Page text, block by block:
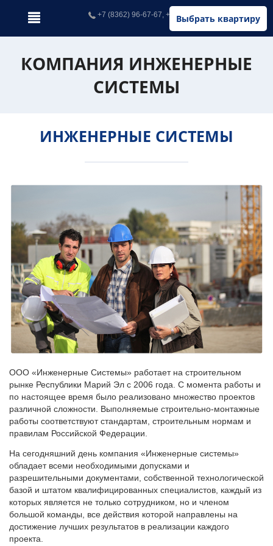
Выбрать квартиру
+7 (8362) 96-67-67, +7 (902) 326-67-67
КОМПАНИЯ ИНЖЕНЕРНЫЕ
СИСТЕМЫ
ИНЖЕНЕРНЫЕ СИСТЕМЫ
ООО «Инженерные Системы» работает на строительном
рынке Республики Марий Эл с 2006 года. С момента работы и
по настоящее время было реализовано множество проектов
различной сложности. Выполняемые строительно-монтажные
работы соответствуют стандартам, строительным нормам и
правилам Российской Федерации.
На сегодняшний день компания «Инженерные системы»
обладает всеми необходимыми допусками и
разрешительными документами, собственной технологической
базой и штатом квалифицированных специалистов, каждый из
которых является не только сотрудником, но и членом
большой команды, все действия которой направлены на
достижение лучших результатов в реализации каждого
проекта.